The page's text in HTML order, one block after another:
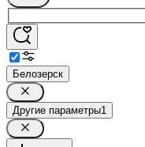
Белозерск
Другие параметры1